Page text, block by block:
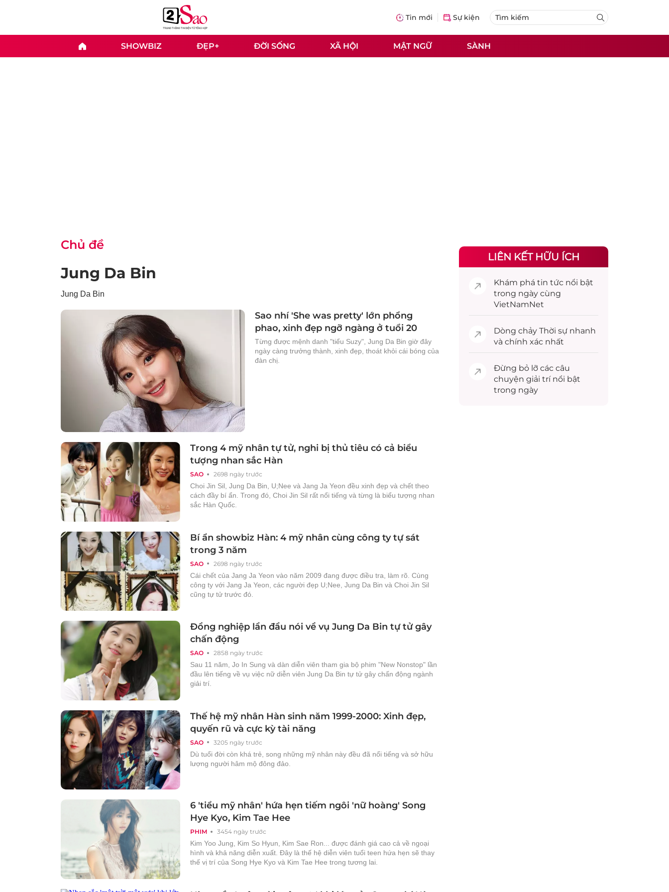
Tin mới Sự kiện
SHOWBIZ ĐẸP+ ĐỜI SỐNG XÃ HỘI MẬT NGỮ SÀNH
Chủ đề
Jung Da Bin
Jung Da Bin
Sao nhí 'She was pretty' lớn phổng
phao, xinh đẹp ngỡ ngàng ở tuổi 20
Từng được mệnh danh "tiểu Suzy", Jung Da Bin giờ đây
ngày càng trưởng thành, xinh đẹp, thoát khỏi cái bóng của
đàn chị.
SAO 2698 ngày trước
Trong 4 mỹ nhân tự tử, nghi bị thủ tiêu có cả biểu
tượng nhan sắc Hàn
Choi Jin Sil, Jung Da Bin, U;Nee và Jang Ja Yeon đều xinh đẹp và chết theo
cách đầy bí ẩn. Trong đó, Choi Jin Sil rất nổi tiếng và từng là biểu tượng nhan
sắc Hàn Quốc.
SAO 2698 ngày trước
Bí ẩn showbiz Hàn: 4 mỹ nhân cùng công ty tự sát
trong 3 năm
Cái chết của Jang Ja Yeon vào năm 2009 đang được điều tra, làm rõ. Cùng
công ty với Jang Ja Yeon, các người đẹp U;Nee, Jung Da Bin và Choi Jin Sil
cũng tự tử trước đó.
SAO 2858 ngày trước
Đồng nghiệp lần đầu nói về vụ Jung Da Bin tự tử gây
chấn động
Sau 11 năm, Jo In Sung và dàn diễn viên tham gia bộ phim "New Nonstop" lần
đầu lên tiếng về vụ việc nữ diễn viên Jung Da Bin tự tử gây chấn động ngành
giải trí.
SAO 3205 ngày trước
Thế hệ mỹ nhân Hàn sinh năm 1999-2000: Xinh đẹp,
quyến rũ và cực kỳ tài năng
Dù tuổi đời còn khá trẻ, song những mỹ nhân này đều đã nổi tiếng và sở hữu
lượng người hâm mộ đông đảo.
PHIM 3454 ngày trước
6 'tiểu mỹ nhân' hứa hẹn tiếm ngôi 'nữ hoàng' Song
Hye Kyo, Kim Tae Hee
Kim Yoo Jung, Kim So Hyun, Kim Sae Ron... được đánh giá cao cả về ngoại
hình và khả năng diễn xuất. Đây là thế hệ diễn viên tuổi teen hứa hẹn sẽ thay
thế vị trí của Song Hye Kyo và Kim Tae Hee trong tương lai.
LIÊN KẾT HỮU ÍCH
Khám phá tin tức nổi bật
trong ngày cùng
VietNamNet
Dòng chảy Thời sự nhanh
và chính xác nhất
Đừng bỏ lỡ các câu
chuyện giải trínổi bật
trong ngày